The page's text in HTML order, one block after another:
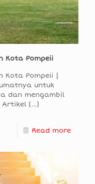
Kota Pompeii
Kota Pompeii |
untuk
dan mengambil
Artikel […]
Read more